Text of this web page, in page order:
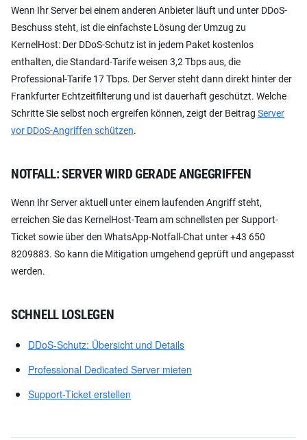
Wenn Ihr Server bei einem anderen Anbieter läuft und unter DDoS-
Beschuss steht, ist die einfachste Lösung der Umzug zu
KernelHost: Der DDoS-Schutz ist in jedem Paket kostenlos
enthalten, die Standard-Tarife weisen 3,2 Tbps aus, die
Professional-Tarife 17 Tbps. Der Server steht dann direkt hinter der
Frankfurter Echtzeitfilterung und ist dauerhaft geschützt. Welche
Schritte Sie selbst noch ergreifen können, zeigt der Beitrag Server
vor DDoS-Angriffen schützen.
NOTFALL: SERVER WIRD GERADE ANGEGRIFFEN
Wenn Ihr Server aktuell unter einem laufenden Angriff steht,
erreichen Sie das KernelHost-Team am schnellsten per Support-
Ticket sowie über den WhatsApp-Notfall-Chat unter +43 650
8209883. So kann die Mitigation umgehend geprüft und angepasst
werden.
SCHNELL LOSLEGEN
DDoS-Schutz: Übersicht und Details
Professional Dedicated Server mieten
Support-Ticket erstellen